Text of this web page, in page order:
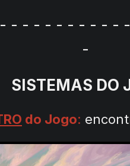
- - - - - - - - - -
-
SISTEMAS DO
do Jogo: